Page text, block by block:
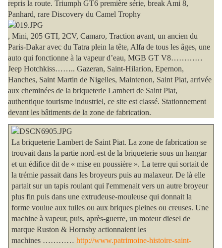
repris la route. Triumph GT6 première série, break Ami 8,
Panhard, rare Discovery du Camel Trophy
, Mini, 205 GTI, 2CV, Camaro, Traction avant, un ancien du
Paris-Dakar avec du Tatra plein la tête, Alfa de tous les âges, une
auto qui fonctionne à la vapeur d’eau, MGB GT V8…………
Jeep Hotchkiss…….. Gazeran, Saint-Hilarion, Epernon,
Hanches, Saint Martin de Nigelles, Maintenon, Saint Piat, arrivée
aux cheminées de la briqueterie Lambert de Saint Piat,
authentique tourisme industriel, ce site est classé. Stationnement
devant les bâtiments de la zone de fabrication.
La briqueterie Lambert de Saint Piat. La zone de fabrication se
trouvait dans la partie nord-est de la briqueterie sous un hangar
et un édifice dit de « mise en poussière ». La terre qui sortait de
la trémie passait dans les broyeurs puis au malaxeur. De là elle
partait sur un tapis roulant qui l'emmenait vers un autre broyeur
plus fin puis dans une extrudeuse-mouleuse qui donnait la
forme voulue aux tuiles ou aux briques pleines ou creuses. Une
machine à vapeur, puis, après-guerre, un moteur diesel de
marque Ruston & Hornsby actionnaient les
machines ………… http://www.patrimoine-histoire-saint-